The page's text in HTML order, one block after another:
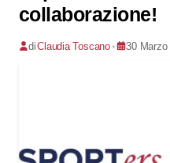
collaborazione!
diClaudia Toscano • 30 Marzo